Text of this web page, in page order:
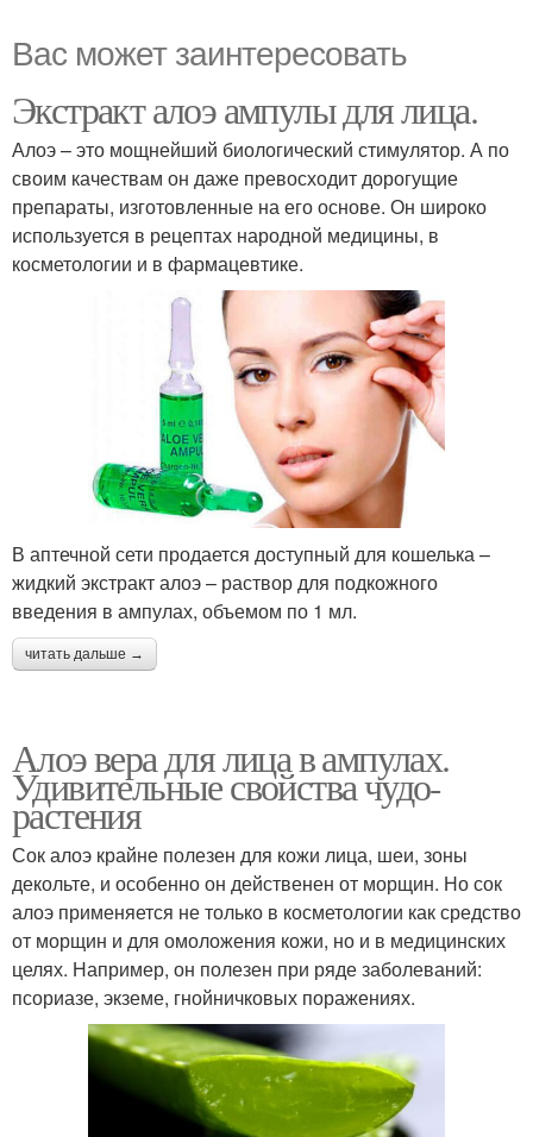
Вас может заинтересовать
Экстракт алоэ ампулы для лица.
Алоэ – это мощнейший биологический стимулятор. А по
своим качествам он даже превосходит дорогущие
препараты, изготовленные на его основе. Он широко
используется в рецептах народной медицины, в
косметологии и в фармацевтике.
В аптечной сети продается доступный для кошелька –
жидкий экстракт алоэ – раствор для подкожного
введения в ампулах, объемом по 1 мл.
читать дальше →
Алоэ вера для лица в ампулах.
Удивительные свойства чудо-
растения
Сок алоэ крайне полезен для кожи лица, шеи, зоны
декольте, и особенно он действенен от морщин. Но сок
алоэ применяется не только в косметологии как средство
от морщин и для омоложения кожи, но и в медицинских
целях. Например, он полезен при ряде заболеваний:
псориазе, экземе, гнойничковых поражениях.